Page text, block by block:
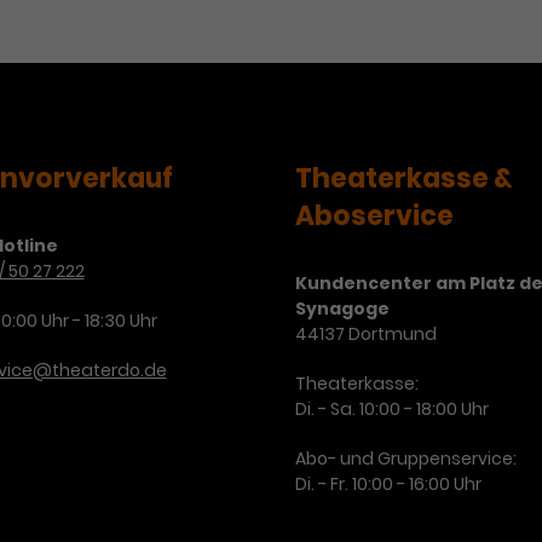
Zweck
Analytics gesendet. Solange es gesetzt
Google / DoubleClick
Laufzeit
Zweck
Dieses Cookie dient der Anzeige
personalisierter Werbung und misst die
Wirksamkeit von Werbekampagnen über
verschiedene Websites hinweg.
50 27 222
Uhr - 18:30 Uhr
Theaterkasse &
Aboservice
Kundencenter am Platz
Synagoge
44137 Dortmund
Theaterkasse:
Di. - Sa. 10:00 - 18:00 Uhr
Abo- und Gruppenservice:
Di. - Fr. 10:00 - 16:00 Uhr